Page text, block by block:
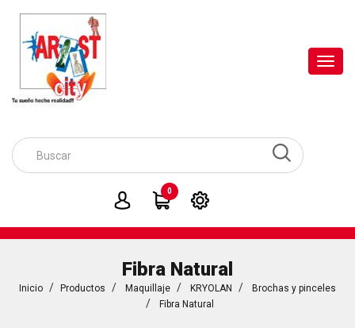
0
Fibra Natural
Inicio Productos Maquillaje KRYOLAN
Brochas y pinceles
Fibra Natural